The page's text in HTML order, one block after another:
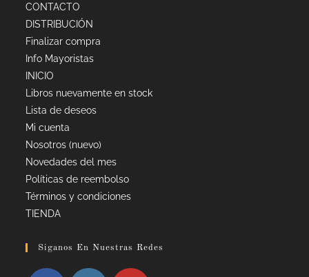
CONTACTO
DISTRIBUCIÓN
Finalizar compra
Info Mayoristas
INICIO
Libros nuevamente en stock
Lista de deseos
Mi cuenta
Nosotros (nuevo)
Novedades del mes
Políticas de reembolso
Términos y condiciones
TIENDA
Siganos En Nuestras Redes